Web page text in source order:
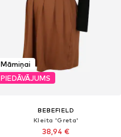
Māmiņai
PIEDĀVĀJUMS
BEBEFIELD
Kleita 'Greta'
38,94 €